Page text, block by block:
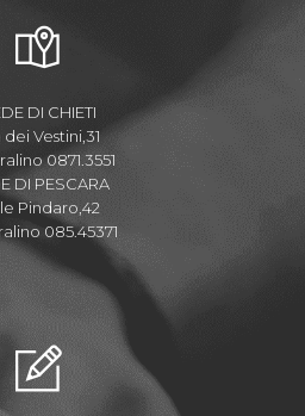
DI CHIETI
dei Vestini,31
0871.3551
DI PESCARA
Pindaro,42
085.45371